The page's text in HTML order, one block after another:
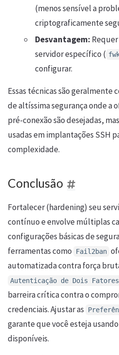
(menos sensível a
criptograficamente
Desvantagem:
servidor específico (
configurar.
Essas técnicas são geralmente
de altíssima segurança onde a
pré-conexão são desejadas,
usadas em implantações SSH
complexidade.
Conclusão
Fortalecer (hardening) seu
contínuo e envolve múltiplas
configurações básicas de
ferramentas como
Fail2ban
automatizada contra força
Autenticação de Dois Fatores
barreira crítica contra o
credenciais. Ajustar as
garante que você esteja
disponíveis.